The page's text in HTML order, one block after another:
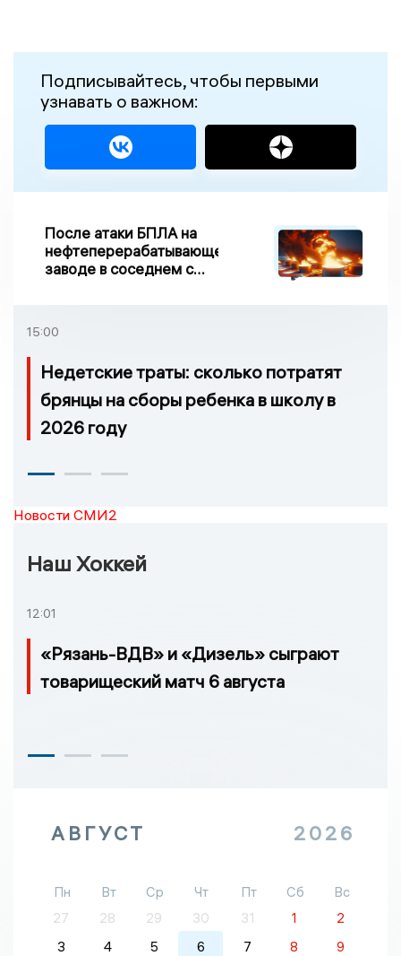
Подписывайтесь, чтобы первыми
узнавать о важном:
После атаки БПЛА на
нефтеперерабатывающем
заводе в соседнем с
возгорание
15:00
Недетские траты: сколько потратят
брянцы на сборы ребенка в школу в
2026 году
Новости СМИ2
Наш Хоккей
12:01
«Рязань-ВДВ» и «Дизель» сыграют
товарищеский матч 6 августа
АВГУСТ 2026
Пн Вт Ср Чт Пт Сб
Вс
27
28 29 30 31 1
2
3
4 5 6 7 8
9